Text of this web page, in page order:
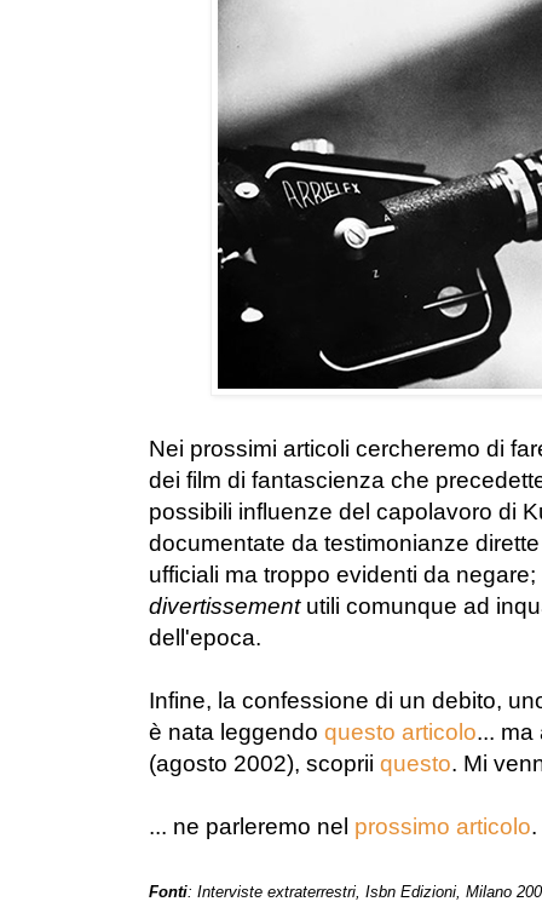
Nei prossimi articoli cercheremo di
dei film di fantascienza che
possibili influenze del capolavoro di
documentate da testimonianze
ufficiali ma troppo evidenti da
divertissement utili comunque ad
dell'epoca.
Infine, la confessione di un debito,
è nata leggendo questo articolo... ma
(agosto 2002), scoprii questo. Mi
... ne parleremo nel prossimo articolo.
Fonti: Interviste extraterrestri, Isbn Edizioni, Milano